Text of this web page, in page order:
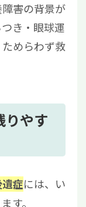
害の背景が
き・眼球運
めらわず救
りやす
症には、い
す。